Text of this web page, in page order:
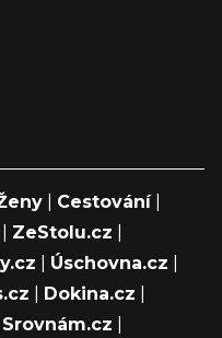
Cestování|
ZeStolu.cz
Úschovna.cz
Dokina.cz
Srovnám.cz